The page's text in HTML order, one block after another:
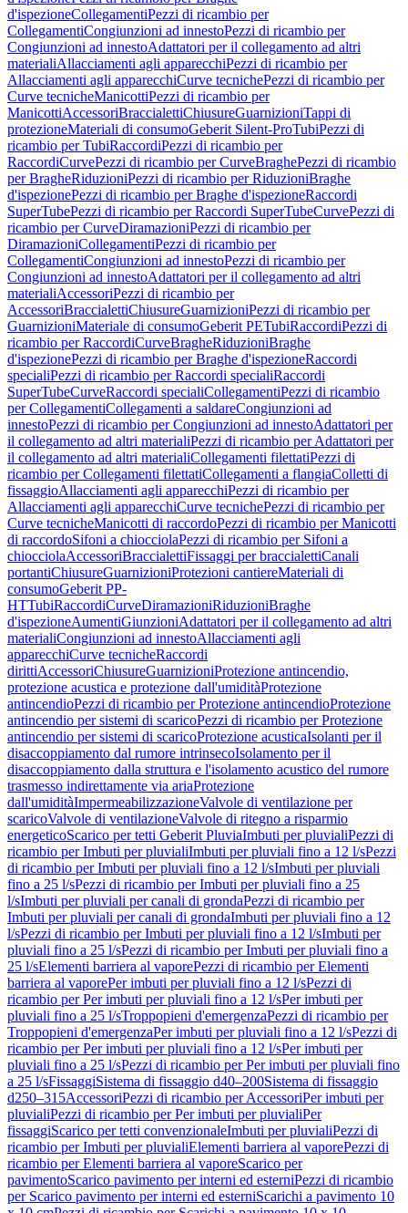
d'ispezioneCollegamentiPezzi di ricambio per
CollegamentiCongiunzioni ad innestoPezzi di ricambio per
Congiunzioni ad innestoAdattatori per il collegamento ad altri
materialiAllacciamenti agli apparecchiPezzi di ricambio per
Allacciamenti agli apparecchiCurve tecnichePezzi di ricambio per
Curve tecnicheManicottiPezzi di ricambio per
ManicottiAccessoriBraccialettiChiusureGuarnizioniTappi di
protezioneMateriali di consumoGeberit Silent-ProTubiPezzi di
ricambio per TubiRaccordiPezzi di ricambio per
RaccordiCurvePezzi di ricambio per CurveBraghePezzi di ricambio
per BragheRiduzioniPezzi di ricambio per RiduzioniBraghe
d'ispezionePezzi di ricambio per Braghe d'ispezioneRaccordi
SuperTubePezzi di ricambio per Raccordi SuperTubeCurvePezzi di
ricambio per CurveDiramazioniPezzi di ricambio per
DiramazioniCollegamentiPezzi di ricambio per
CollegamentiCongiunzioni ad innestoPezzi di ricambio per
Congiunzioni ad innestoAdattatori per il collegamento ad altri
materialiAccessoriPezzi di ricambio per
AccessoriBraccialettiChiusureGuarnizioniPezzi di ricambio per
GuarnizioniMateriale di consumoGeberit PETubiRaccordiPezzi di
ricambio per RaccordiCurveBragheRiduzioniBraghe
d'ispezionePezzi di ricambio per Braghe d'ispezioneRaccordi
specialiPezzi di ricambio per Raccordi specialiRaccordi
SuperTubeCurveRaccordi specialiCollegamentiPezzi di ricambio
per CollegamentiCollegamenti a saldareCongiunzioni ad
innestoPezzi di ricambio per Congiunzioni ad innestoAdattatori per
il collegamento ad altri materialiPezzi di ricambio per Adattatori per
il collegamento ad altri materialiCollegamenti filettatiPezzi di
ricambio per Collegamenti filettatiCollegamenti a flangiaColletti di
fissaggioAllacciamenti agli apparecchiPezzi di ricambio per
Allacciamenti agli apparecchiCurve tecnichePezzi di ricambio per
Curve tecnicheManicotti di raccordoPezzi di ricambio per Manicotti
di raccordoSifoni a chiocciolaPezzi di ricambio per Sifoni a
chiocciolaAccessoriBraccialettiFissaggi per braccialettiCanali
portantiChiusureGuarnizioniProtezioni cantiereMateriali di
consumoGeberit PP-
HTTubiRaccordiCurveDiramazioniRiduzioniBraghe
d'ispezioneAumentiGiunzioniAdattatori per il collegamento ad altri
materialiCongiunzioni ad innestoAllacciamenti agli
apparecchiCurve tecnicheRaccordi
dirittiAccessoriChiusureGuarnizioniProtezione antincendio,
protezione acustica e protezione dall'umiditàProtezione
antincendioPezzi di ricambio per Protezione antincendioProtezione
antincendio per sistemi di scaricoPezzi di ricambio per Protezione
antincendio per sistemi di scaricoProtezione acusticaIsolanti per il
disaccoppiamento dal rumore intrinsecoIsolamento per il
disaccoppiamento dalla struttura e l'isolamento acustico del rumore
trasmesso indirettamente via ariaProtezione
dall'umiditàImpermeabilizzazioneValvole di ventilazione per
scaricoValvole di ventilazioneValvole di ritegno a risparmio
energeticoScarico per tetti Geberit PluviaImbuti per pluvialiPezzi di
ricambio per Imbuti per pluvialiImbuti per pluviali fino a 12 l/sPezzi
di ricambio per Imbuti per pluviali fino a 12 l/sImbuti per pluviali
fino a 25 l/sPezzi di ricambio per Imbuti per pluviali fino a 25
l/sImbuti per pluviali per canali di grondaPezzi di ricambio per
Imbuti per pluviali per canali di grondaImbuti per pluviali fino a 12
l/sPezzi di ricambio per Imbuti per pluviali fino a 12 l/sImbuti per
pluviali fino a 25 l/sPezzi di ricambio per Imbuti per pluviali fino a
25 l/sElementi barriera al vaporePezzi di ricambio per Elementi
barriera al vaporePer imbuti per pluviali fino a 12 l/sPezzi di
ricambio per Per imbuti per pluviali fino a 12 l/sPer imbuti per
pluviali fino a 25 l/sTroppopieni d'emergenzaPezzi di ricambio per
Troppopieni d'emergenzaPer imbuti per pluviali fino a 12 l/sPezzi di
ricambio per Per imbuti per pluviali fino a 12 l/sPer imbuti per
pluviali fino a 25 l/sPezzi di ricambio per Per imbuti per pluviali fino
a 25 l/sFissaggiSistema di fissaggio d40–200Sistema di fissaggio
d250–315AccessoriPezzi di ricambio per AccessoriPer imbuti per
pluvialiPezzi di ricambio per Per imbuti per pluvialiPer
fissaggiScarico per tetti convenzionaleImbuti per pluvialiPezzi di
ricambio per Imbuti per pluvialiElementi barriera al vaporePezzi di
ricambio per Elementi barriera al vaporeScarico per
pavimentoScarico pavimento per interni ed esterniPezzi di ricambio
per Scarico pavimento per interni ed esterniScarichi a pavimento 10